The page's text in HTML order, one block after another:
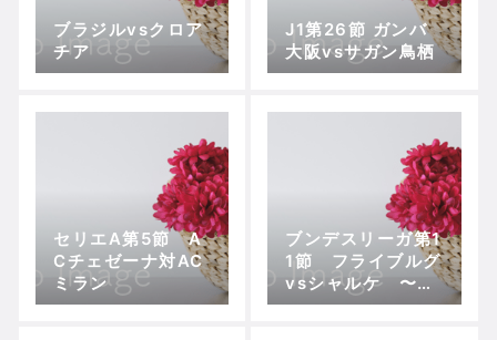
ブラジルvsクロア
チア
J1第26節 ガンバ
大阪vsサガン鳥栖
セリエA第5節 A
Cチェゼーナ対AC
ミラン
ブンデスリーガ第1
1節 フライブルグ
vsシャルケ 〜泥
沼の敗戦から這い